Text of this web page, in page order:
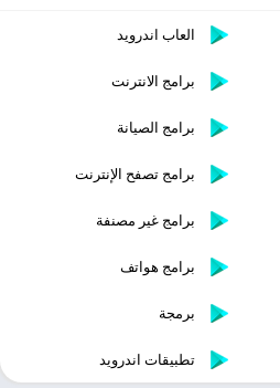
العاب اندرويد
برامج الانترنت
برامج الصيانة
برامج تصفح الإنترنت
برامج غير مصنفة
برامج هواتف
برمجة
تطبيقات اندرويد